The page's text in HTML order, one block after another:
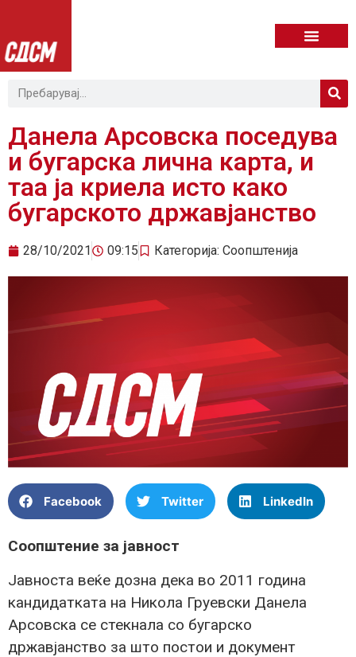
Данела Арсовска поседува
и бугарска лична карта, и
таа ја криела исто како
бугарското државјанство
28/10/2021 09:15 Категорија: Соопштенија
Facebook Twitter LinkedIn
Соопштение за јавност
Јавноста веќе дозна дека во 2011 година
кандидатката на Никола Груевски Данела
Арсовска се стекнала со бугарско
државјанство за што постои и документ